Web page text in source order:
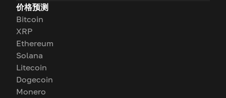
价格预测
Bitcoin
XRP
Ethereum
Solana
Litecoin
Dogecoin
Monero